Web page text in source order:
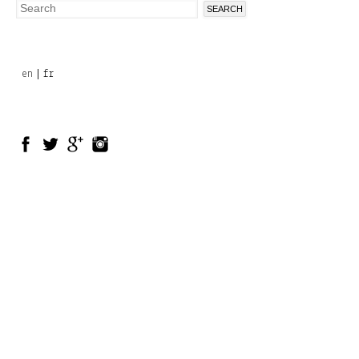
Search
en fr